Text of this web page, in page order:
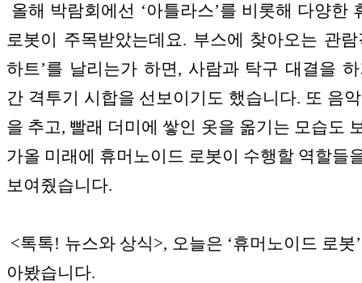
올해 박람회에선 ‘아틀라스’를 비롯해 다양한
로봇이 주목받았는데요. 부스에 찾아오는 관람
하트’를 날리는가 하면, 사람과 탁구 대결을
간 격투기 시합을 선보이기도 했습니다. 또 음
을 추고, 빨래 더미에 쌓인 옷을 옮기는 모습도
가올 미래에 휴머노이드 로봇이 수행할 역할들
보여줬습니다.
<톡톡! 뉴스와 상식>, 오늘은 ‘휴머노이드 로봇
아봤습니다.